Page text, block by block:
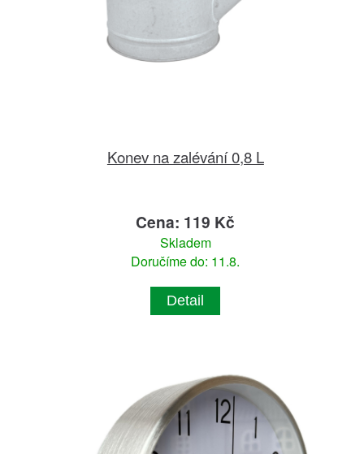
Konev na zalévání 0,8 L
Cena: 119 Kč
Skladem
Doručíme do: 11.8.
Detail